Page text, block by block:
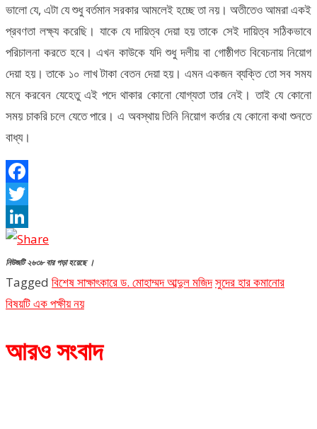
ভালো যে, এটা যে শুধু বর্তমান সরকার আমলেই হচ্ছে তা নয়। অতীতেও আমরা একই
প্রবণতা লক্ষ্য করেছি। যাকে যে দায়িত্ব দেয়া হয় তাকে সেই দায়িত্ব সঠিকভাবে
পরিচালনা করতে হবে। এখন কাউকে যদি শুধু দলীয় বা গোষ্ঠীগত বিবেচনায় নিয়োগ
দেয়া হয়। তাকে ১০ লাখ টাকা বেতন দেয়া হয়। এমন একজন ব্যক্তি তো সব সময
মনে করবেন যেহেতু এই পদে থাকার কোনো যোগ্যতা তার নেই। তাই যে কোনো
সময় চাকরি চলে যেতে পারে। এ অবস্থায় তিনি নিয়োগ কর্তার যে কোনো কথা শুনতে
বাধ্য।
Facebook
Twitter
LinkedIn
নিউজটি ২৬৩৮ বার পড়া হয়েছে ।
Tagged বিশেষ সাক্ষাৎকারে ড. মোহাম্মদ আব্দুল মজিদসুদের হার কমানোর
বিষয়টি এক পক্ষীয় নয়
আরও সংবাদ